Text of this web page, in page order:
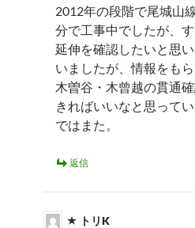
2012年の段階で尾城山
分で工事中でしたが、
延伸を確認したいと思
いましたが、情報をも
木曽谷・木曾越の貫通
きればいいなと思ってい
ではまた。
返信
トリK